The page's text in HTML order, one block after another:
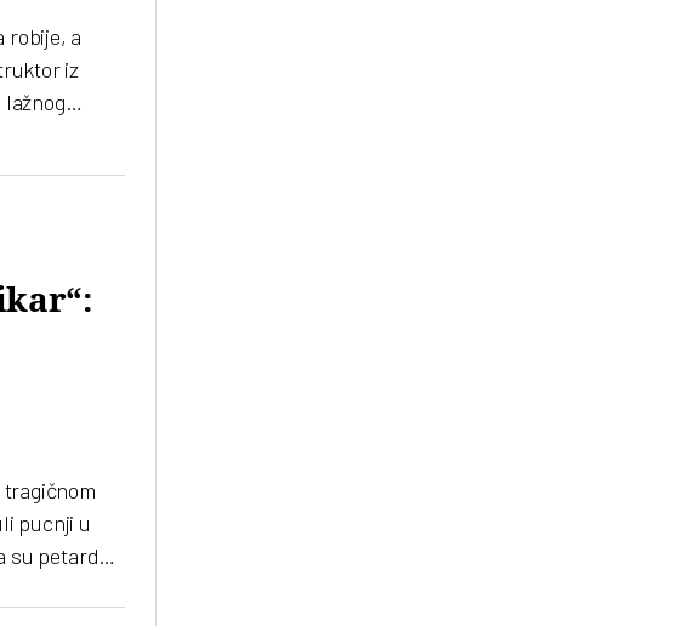
robije, a
iz
lažnog
tragičnom
pucnji u
su petarde,